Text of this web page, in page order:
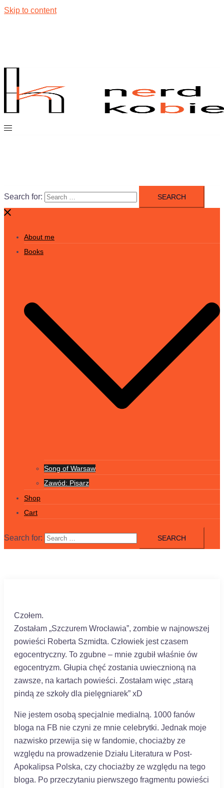
Skip to content
Search for:
About me
Books
Song of Warsaw
Zawód: Pisarz
Shop
Cart
Search for:
Czołem.
Zostałam „Szczurem Wrocławia”, zombie w najnowszej
powieści Roberta Szmidta. Człowiek jest czasem
egocentryczny. To zgubne – mnie zgubił właśnie ów
egocentryzm. Głupia chęć zostania uwiecznioną na
zawsze, na kartach powieści. Zostałam więc „starą
pindą ze szkoły dla pielęgniarek” xD
Nie jestem osobą specjalnie medialną. 1000 fanów
bloga na FB nie czyni ze mnie celebrytki. Jednak moje
nazwisko przewija się w fandomie, chociażby ze
względu na prowadzenie Działu Literatura w Post-
Apokalipsa Polska, czy chociażby ze względu na tego
bloga. Po przeczytaniu pierwszego fragmentu powieści